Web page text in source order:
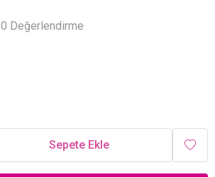
0 Değerlendirme
Sepete Ekle